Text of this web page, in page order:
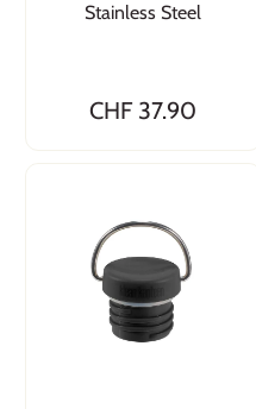
Stainless Steel
CHF 37.90